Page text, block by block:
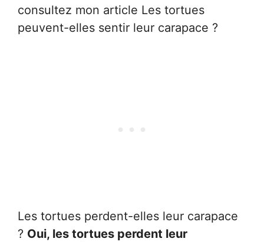
consultez mon article Les tortues
peuvent-elles sentir leur carapace ?
Les tortues perdent-elles leur carapace
? Oui, les tortues perdent leur